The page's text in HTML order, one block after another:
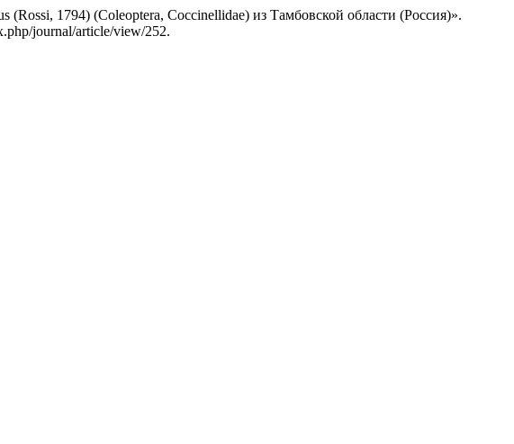
1794) (Coleoptera, Coccinellidae) из Тамбовской области (Россия)».
journal/article/view/252.